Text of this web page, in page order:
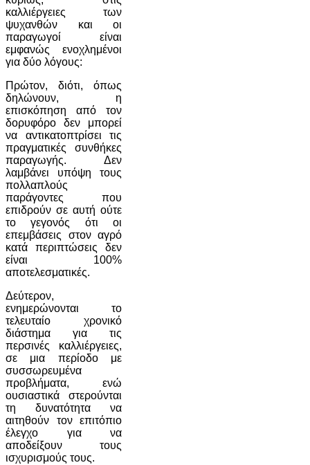
καλλιέργειες των
ψυχανθών και οι
παραγωγοί είναι
εμφανώς ενοχλημένοι
για δύο λόγους:
Πρώτον, διότι, όπως
δηλώνουν, η
επισκόπηση από τον
δορυφόρο δεν μπορεί
να αντικατοπτρίσει τις
πραγματικές συνθήκες
παραγωγής. Δεν
λαμβάνει υπόψη τους
πολλαπλούς
παράγοντες που
επιδρούν σε αυτή ούτε
το γεγονός ότι οι
επεμβάσεις στον αγρό
κατά περιπτώσεις δεν
είναι 100%
αποτελεσματικές.
Δεύτερον,
ενημερώνονται το
τελευταίο χρονικό
διάστημα για τις
περσινές καλλιέργειες,
σε μια περίοδο με
συσσωρευμένα
προβλήματα, ενώ
ουσιαστικά στερούνται
τη δυνατότητα να
αιτηθούν τον επιτόπιο
έλεγχο για να
αποδείξουν τους
ισχυρισμούς τους.